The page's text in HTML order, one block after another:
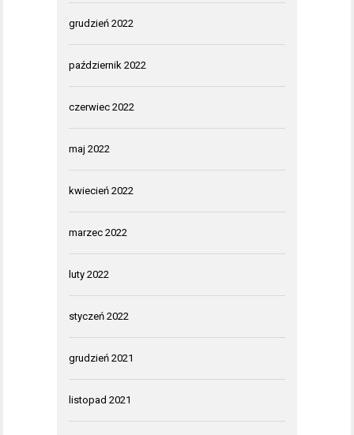
grudzień 2022
październik 2022
czerwiec 2022
maj 2022
kwiecień 2022
marzec 2022
luty 2022
styczeń 2022
grudzień 2021
listopad 2021